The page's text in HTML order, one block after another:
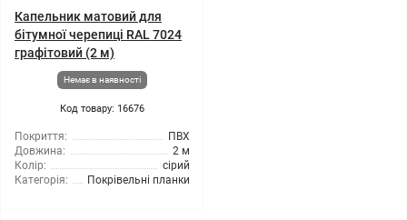
Капельник матовий для
бітумної черепиці RAL 7024
графітовий (2 м)
Немає в наявності
Код товару: 16676
Покриття:
ПВХ
Довжина:
2 м
Колір:
сірий
Категорія:
Покрівельні планки